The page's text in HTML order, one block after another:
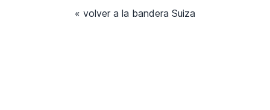
« volver a la bandera Suiza